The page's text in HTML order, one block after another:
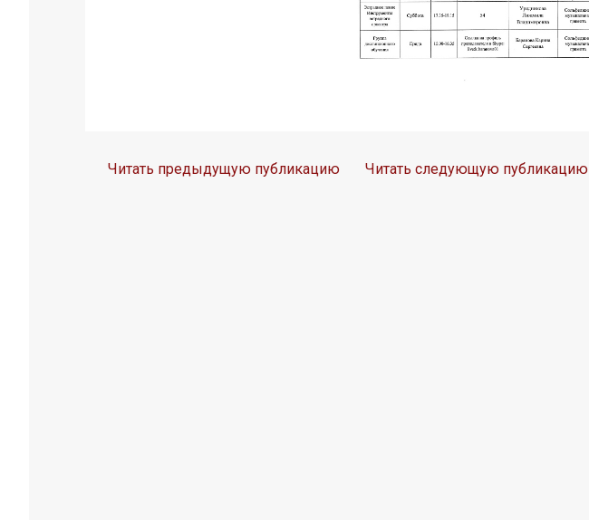
Читать предыдущую публикацию Читать следующую публикацию